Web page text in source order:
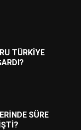
TÜRKİYE
SÜRE